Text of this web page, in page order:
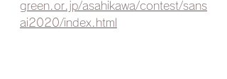
green.or.jp/asahikawa/contest/sans
ai2020/index.html